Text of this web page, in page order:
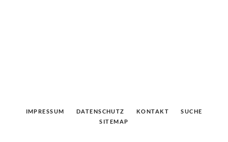
IMPRESSUM DATENSCHUTZ KONTAKT
SUCHE
SITEMAP